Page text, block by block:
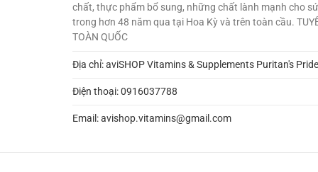
chất, thực phẩm bổ sung, những chất lành mạnh cho
trong hơn 48 năm qua tại Hoa Kỳ và trên toàn cầu.
TOÀN QUỐC
Địa chỉ: aviSHOP Vitamins & Supplements Puritan's Pride
Điện thoại:0916037788
Email:avishop.vitamins@gmail.com